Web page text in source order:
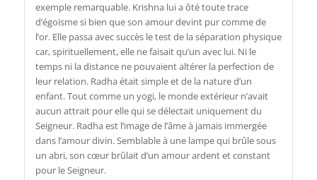
exemple remarquable. Krishna lui a ôté toute trace
d’égoïsme si bien que son amour devint pur comme de
l’or. Elle passa avec succès le test de la séparation physique
car, spirituellement, elle ne faisait qu’un avec lui. Ni le
temps ni la distance ne pouvaient altérer la perfection de
leur relation. Radha était simple et de la nature d’un
enfant. Tout comme un yogi, le monde extérieur n’avait
aucun attrait pour elle qui se délectait uniquement du
Seigneur. Radha est l’image de l’âme à jamais immergée
dans l’amour divin. Semblable à une lampe qui brûle sous
un abri, son cœur brûlait d’un amour ardent et constant
pour le Seigneur.